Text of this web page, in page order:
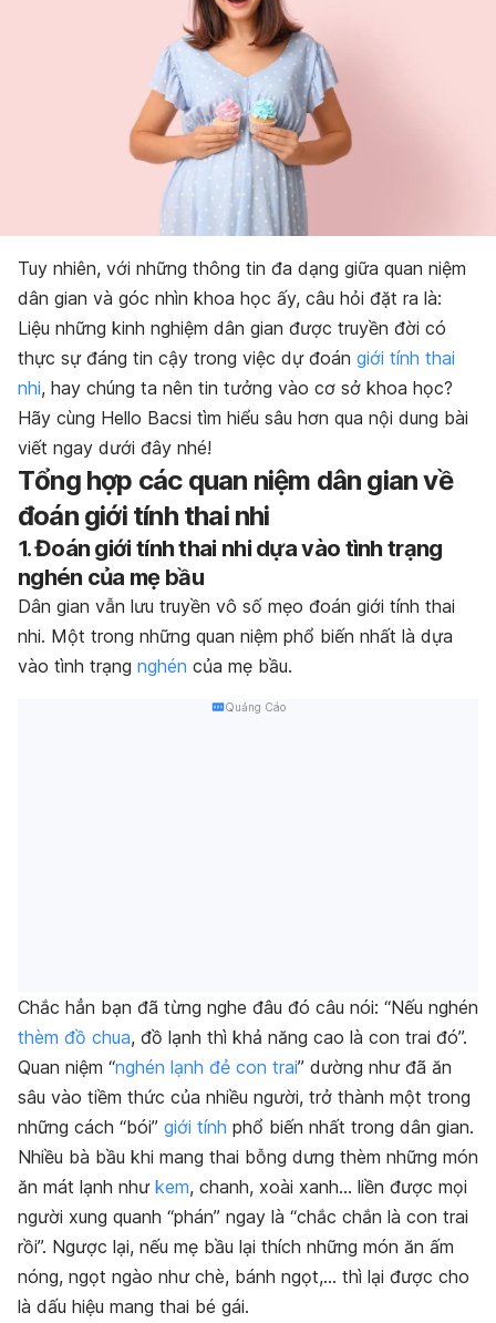
Tuy nhiên, với những thông tin đa dạng giữa quan niệm
dân gian và góc nhìn khoa học ấy, câu hỏi đặt ra là:
Liệu những kinh nghiệm dân gian được truyền đời có
thực sự đáng tin cậy trong việc dự đoán giới tính thai
nhi, hay chúng ta nên tin tưởng vào cơ sở khoa học?
Hãy cùng Hello Bacsi tìm hiểu sâu hơn qua nội dung bài
viết ngay dưới đây nhé!
Tổng hợp các quan niệm dân gian về
đoán giới tính thai nhi
1. Đoán giới tính thai nhi dựa vào tình trạng
nghén của mẹ bầu
Dân gian vẫn lưu truyền vô số mẹo đoán giới tính thai
nhi. Một trong những quan niệm phổ biến nhất là dựa
vào tình trạng nghén của mẹ bầu.
Quảng Cáo
Chắc hẳn bạn đã từng nghe đâu đó câu nói: “Nếu nghén
thèm đồ chua, đồ lạnh thì khả năng cao là con trai đó”.
Quan niệm “nghén lạnh đẻ con trai” dường như đã ăn
sâu vào tiềm thức của nhiều người, trở thành một trong
những cách “bói” giới tính phổ biến nhất trong dân gian.
Nhiều bà bầu khi mang thai bỗng dưng thèm những món
ăn mát lạnh như kem, chanh, xoài xanh… liền được mọi
người xung quanh “phán” ngay là “chắc chắn là con trai
rồi”. Ngược lại, nếu mẹ bầu lại thích những món ăn ấm
nóng, ngọt ngào như chè, bánh ngọt,… thì lại được cho
là dấu hiệu mang thai bé gái.